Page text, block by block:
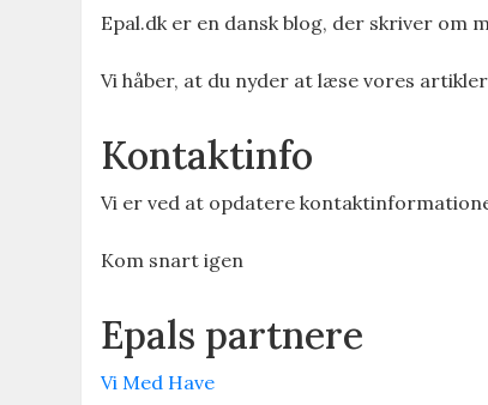
Epal.dk er en dansk blog, der skriver om
Vi håber, at du nyder at læse vores
Kontaktinfo
Vi er ved at opdatere
Kom snart igen
Epals partnere
Vi Med Have